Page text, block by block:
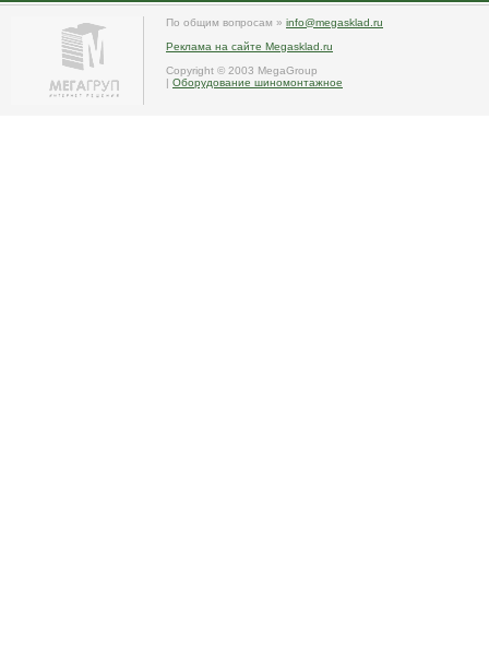
По общим вопросам » info@megasklad.ru
Реклама на сайте Megasklad.ru
Copyright © 2003 MegaGroup
| Оборудование шиномонтажное